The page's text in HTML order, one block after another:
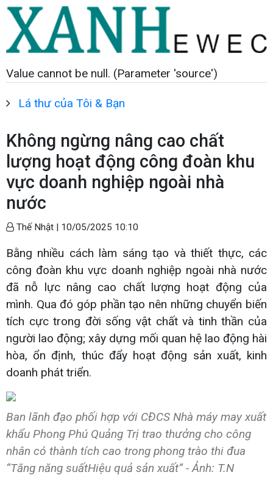
Value cannot be null. (Parameter 'source')
Lá thư của Tôi & Bạn
Không ngừng nâng cao chất
lượng hoạt động công đoàn khu
vực doanh nghiệp ngoài nhà
nước
Thế Nhật | 10/05/2025 10:10
Bằng nhiều cách làm sáng tạo và thiết thực, các
công đoàn khu vực doanh nghiệp ngoài nhà nước
đã nỗ lực nâng cao chất lượng hoạt động của
mình. Qua đó góp phần tạo nên những chuyển biến
tích cực trong đời sống vật chất và tinh thần của
người lao động; xây dựng mối quan hệ lao động hài
hòa, ổn định, thúc đẩy hoạt động sản xuất, kinh
doanh phát triển.
Ban lãnh đạo phối hợp với CĐCS Nhà máy may xuất
khẩu Phong Phú Quảng Trị trao thưởng cho công
nhân có thành tích cao trong phong trào thi đua
“Tăng năng suấtHiệu quả sản xuất” - Ảnh: T.N